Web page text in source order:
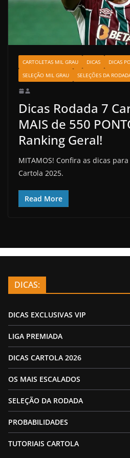
CARTOLETAS MIL GRAU DICAS
DICAS
SELEÇÃO MIL GRAU
SELEÇÕES DA
Dicas Rodada 7
MAIS de 550
Ranking Geral!
MITAMOS! Confira as dicas
Cartola 2025.
Read More
DICAS:
DICAS EXCLUSIVAS VIP
LIGA PREMIADA
DICAS CARTOLA 2026
OS MAIS ESCALADOS
SELEÇÃO DA RODADA
PROBABILIDADES
TUTORIAIS CARTOLA